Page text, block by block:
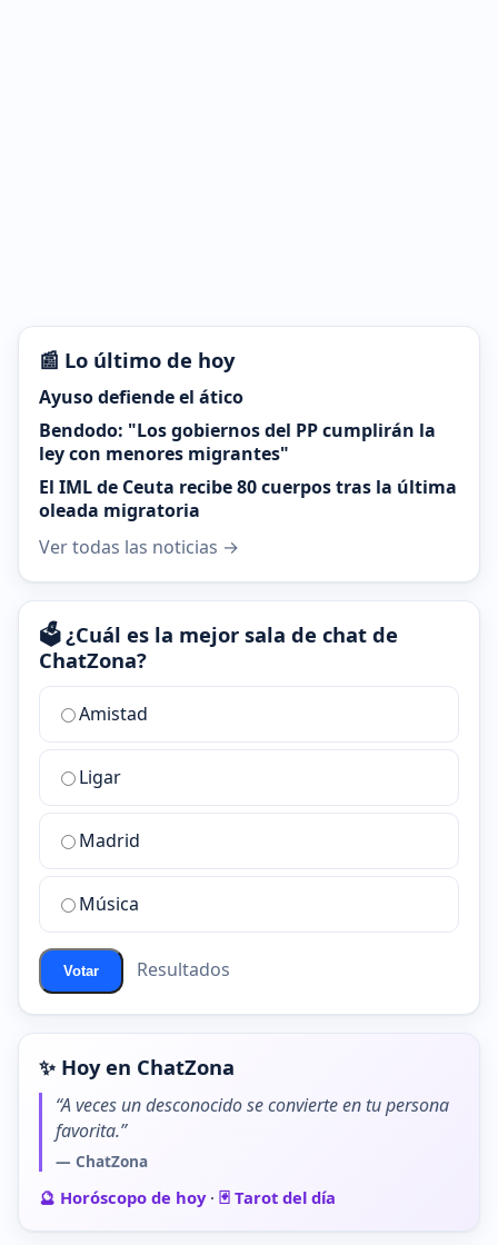
📰 Lo último de hoy
Ayuso defiende el ático
Bendodo: "Los gobiernos del PP cumplirán la
ley con menores migrantes"
El IML de Ceuta recibe 80 cuerpos tras la última
oleada migratoria
Ver todas las noticias →
🗳️ ¿Cuál es la mejor sala de chat de
ChatZona?
¿Cuál
la
mejor
sala
chat
ChatZona?
Amistad
Ligar
Madrid
Música
Votar Resultados
✨ Hoy en ChatZona
“A veces un desconocido se convierte en tu persona
favorita.”
— ChatZona
🔮 Horóscopo de hoy· 🃏 Tarot del día